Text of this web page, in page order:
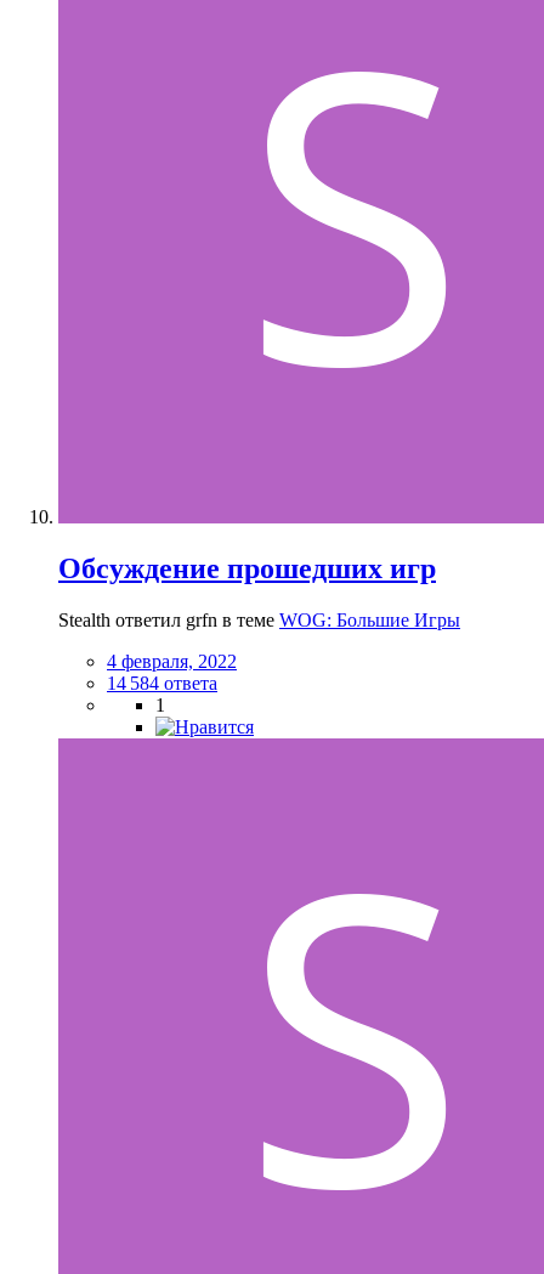
Обсуждение прошедших игр
Stealth ответил grfn в теме WOG: Большие Игры
4 февраля, 2022
14 584 ответа
1